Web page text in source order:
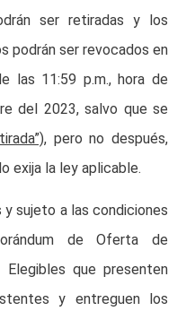
ser retiradas y los
podrán ser revocados en
las 11:59 p.m., hora de
del 2023, salvo que se
, pero no después,
exija la ley aplicable.
sujeto a las condiciones
de Oferta de
Elegibles que presenten
y entreguen los